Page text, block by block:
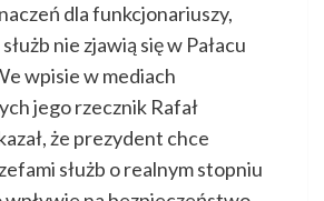
dla funkcjonariuszy,
nie zjawią się w Pałacu
wpisie w mediach
jego rzecznik Rafał
że prezydent chce
służb o realnym stopniu